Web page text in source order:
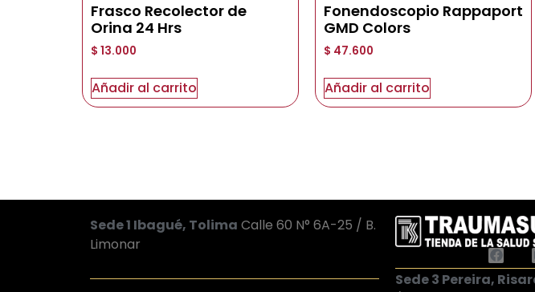
Frasco Recolector de
Orina 24 Hrs
$ 13.000
Añadir al carrito
Fonendoscopio Rappaport
GMD Colors
$ 47.600
Añadir al carrito
Sede 1 Ibagué, Tolima Calle 60 N° 6A-25 / B.
Limonar
Sede 3 Pereira,